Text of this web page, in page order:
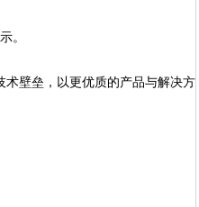
。
壁垒，以更优质的产品与解决方